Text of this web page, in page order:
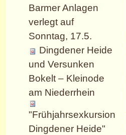
Barmer Anlagen
verlegt auf
Sonntag, 17.5.
Dingdener Heide
und Versunken
Bokelt – Kleinode
am Niederrhein
"Frühjahrsexkursion
Dingdener Heide"